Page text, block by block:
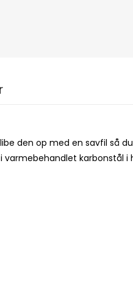
den op med en savfil så
varmebehandlet karbonstål i